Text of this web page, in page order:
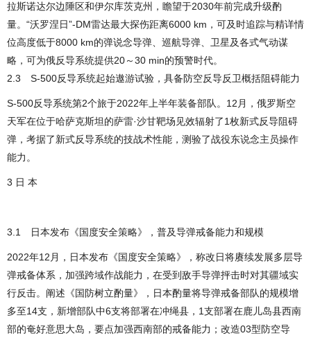
拉斯诺达尔边陲区和伊尔库茨克州，瞻望于2030年前完成升级酌
量。“沃罗涅日”-DM雷达最大探伤距离6000 km，可及时追踪与精详情
位高度低于8000 km的弹说念导弹、巡航导弹、卫星及各式气动谋
略，可为俄反导系统提供20～30 min的预警时代。
2.3 S-500反导系统起始遨游试验，具备防空反导反卫概括阻碍能力
S-500反导系统第2个旅于2022年上半年装备部队。12月，俄罗斯空
天军在位于哈萨克斯坦的萨雷·沙甘靶场见效辐射了1枚新式反导阻碍
弹，考据了新式反导系统的技战术性能，测验了战役东说念主员操作
能力。
3 日 本
3.1 日本发布《国度安全策略》，普及导弹戒备能力和规模
2022年12月，日本发布《国度安全策略》，称改日将赓续发展多层导
弹戒备体系，加强跨域作战能力，在受到敌手导弹抨击时对其疆域实
行反击。阐述《国防树立酌量》，日本酌量将导弹戒备部队的规模增
多至14支，新增部队中6支将部署在冲绳县，1支部署在鹿儿岛县西南
部的奄好意思大岛，要点加强西南部的戒备能力；改造03型防空导